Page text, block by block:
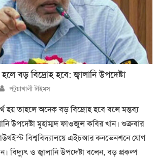
বড় বিদ্রোহ হবে: জ্বালানি উপদেষ্টা
Author
পটুয়াখালী টাইমস
হয় তাহলে অনেক বড় বিদ্রোহ হবে বলে মন্তব্য
উপদেষ্টা মুহাম্মদ ফাওজুল কবির খান। শুক্রবার
বিশ্ববিদ্যালয়ে এইচআর কনভেনশনে যোগ
বিদ্যুৎ ও জ্বালানি উপদেষ্টা বলেন, বড় প্রকল্প